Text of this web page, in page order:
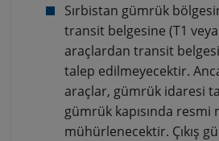
Sırbistan gümrük
transit belgesine (T1
araçlardan transit
talep edilmeyecektir.
araçlar, gümrük idaresi
gümrük kapısında resmi
mühürlenecektir. Çıkış